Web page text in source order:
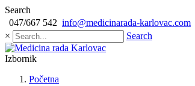
Search
047/667 542 info@medicinarada-karlovac.com
×
Search
Izbornik
Početna